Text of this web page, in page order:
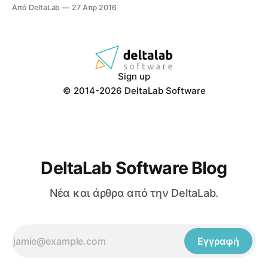
Από DeltaLab 27 Απρ 2016
Sign up
© 2014-2026 DeltaLab Software
DeltaLab Software Blog
Νέα και άρθρα από την DeltaLab.
Εγγραφή